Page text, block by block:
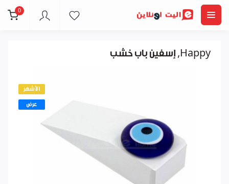
0
إسفين باب خشب ,Happy
الأشهر
عرض